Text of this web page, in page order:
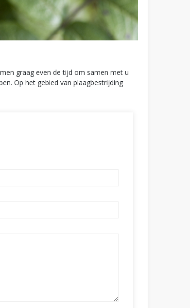
graag even de tijd om samen met u
Op het gebied van plaagbestrijding